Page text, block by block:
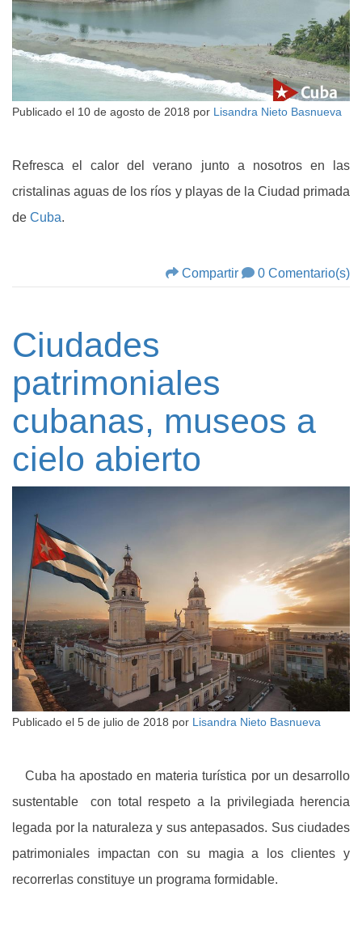
Publicado el 10 de agosto de 2018 por Lisandra Nieto Basnueva
Refresca el calor del verano junto a nosotros en las
cristalinas aguas de los ríos y playas de la Ciudad primada
de Cuba.
Compartir 0 Comentario(s)
Ciudades
patrimoniales
cubanas, museos a
cielo abierto
Publicado el 5 de julio de 2018 por Lisandra Nieto Basnueva
Cuba ha apostado en materia turística por un desarrollo
sustentable con total respeto a la privilegiada herencia
legada por la naturaleza y sus antepasados. Sus ciudades
patrimoniales impactan con su magia a los clientes y
recorrerlas constituye un programa formidable.